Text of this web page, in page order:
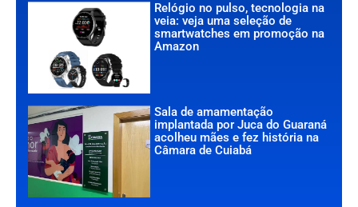
Relógio no pulso, tecnologia na
veia: veja uma seleção de
smartwatches em promoção na
Amazon
Sala de amamentação
implantada por Juca do Guaraná
acolheu mães e fez história na
Câmara de Cuiabá